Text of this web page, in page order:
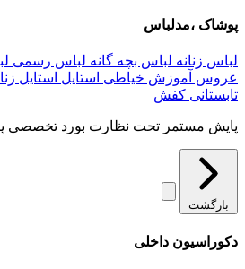
پوشاک ،مدلباس
لباس زنانه لباس بچه گانه لباس رسمی
عروس آموزش خیاطی استایل استایل
تابستانی کفش
پایش مستمر تحت نظارت بورد تخصصی
بازگشت
دکوراسیون داخلی